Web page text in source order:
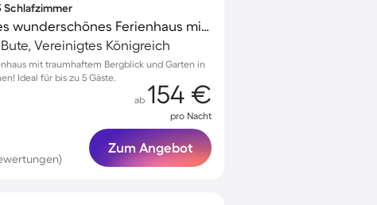
Schlafzimmer
Familienorientiertes wunderschönes Ferienhaus mit Garten | Naturblick | Haustierfreundlich
Vereinigtes Königreich
mit traumhaftem Bergblick und Garten in
Ideal für bis zu 5 Gäste.
ab 154 €
pro Nacht
Zum Angebot